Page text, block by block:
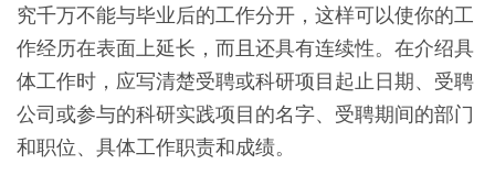
究千万不能与毕业后的工作分开，这样可以使你的工
作经历在表面上延长，而且还具有连续性。在介绍具
体工作时，应写清楚受聘或科研项目起止日期、受聘
公司或参与的科研实践项目的名字、受聘期间的部门
和职位、具体工作职责和成绩。